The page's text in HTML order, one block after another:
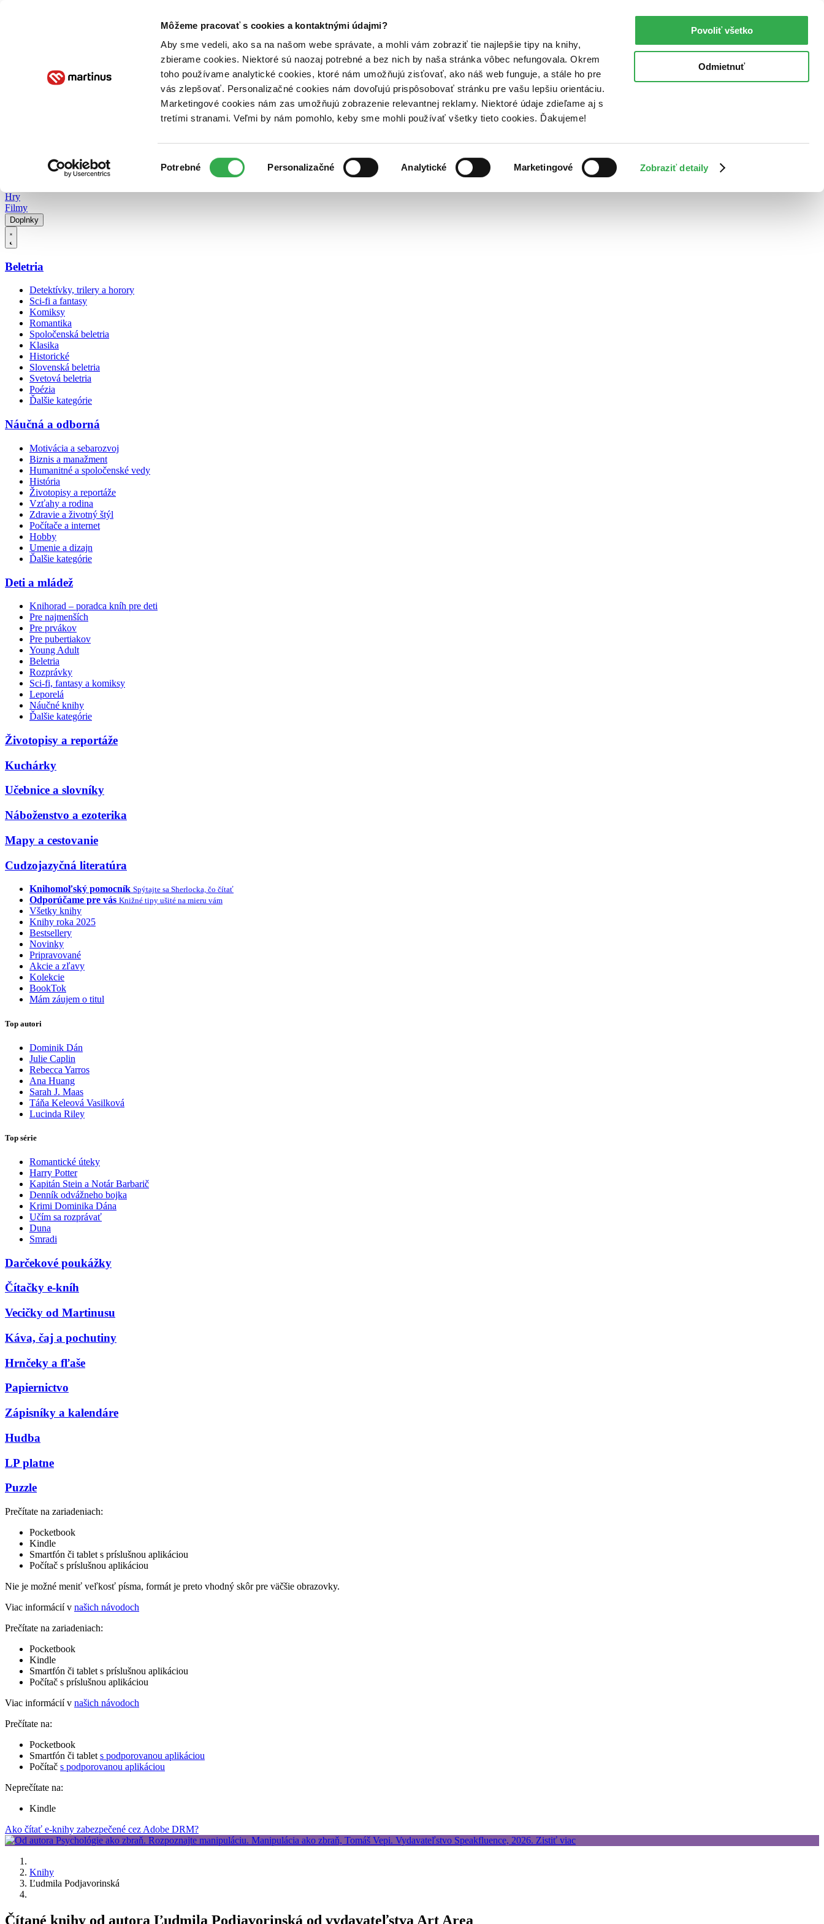
Môžeme pracovať s cookies a kontaktnými údajmi?
Aby sme vedeli, ako sa na našom webe správate, a mohli vám zobraziť tie najlepšie tipy na knihy,
zbierame cookies. Niektoré sú naozaj potrebné a bez nich by naša stránka vôbec nefungovala. Okrem
toho používame analytické cookies, ktoré nám umožňujú zisťovať, ako náš web funguje, a stále ho pre
vás zlepšovať. Personalizačné cookies nám dovoľujú prispôsobovať stránku pre vašu lepšiu orientáciu.
Marketingové cookies nám zas umožňujú zobrazenie relevantnej reklamy. Niektoré údaje zdieľame aj s
tretími stranami. Veľmi by nám pomohlo, keby sme mohli používať všetky tieto cookies. Ďakujeme!
súhlasu
Potrebné Personalizačné Analytické Marketingové Zobraziť detaily
Povoliť všetko
Odmietnuť
Poukážky Kontakt
Hry
Filmy
Doplnky
Beletria
Detektívky, trilery a horory
Sci-fi a fantasy
Komiksy
Romantika
Spoločenská beletria
Klasika
Historické
Slovenská beletria
Svetová beletria
Poézia
Ďalšie kategórie
Náučná a odborná
Motivácia a sebarozvoj
Biznis a manažment
Humanitné a spoločenské vedy
História
Životopisy a reportáže
Vzťahy a rodina
Zdravie a životný štýl
Počítače a internet
Hobby
Umenie a dizajn
Ďalšie kategórie
Deti a mládež
Knihorad – poradca kníh pre deti
Pre najmenších
Pre prvákov
Pre pubertiakov
Young Adult
Beletria
Rozprávky
Sci-fi, fantasy a komiksy
Leporelá
Náučné knihy
Ďalšie kategórie
Životopisy a reportáže
Kuchárky
Učebnice a slovníky
Náboženstvo a ezoterika
Mapy a cestovanie
Cudzojazyčná literatúra
Knihomoľský pomocník Spýtajte sa Sherlocka, čo čítať
Odporúčame pre vás Knižné tipy ušité na mieru vám
Všetky knihy
Knihy roka 2025
Bestsellery
Novinky
Pripravované
Akcie a zľavy
Kolekcie
BookTok
Mám záujem o titul
Top autori
Dominik Dán
Julie Caplin
Rebecca Yarros
Ana Huang
Sarah J. Maas
Táňa Keleová Vasilková
Lucinda Riley
Top série
Romantické úteky
Harry Potter
Kapitán Stein a Notár Barbarič
Denník odvážneho bojka
Krimi Dominika Dána
Učím sa rozprávať
Duna
Smradi
Darčekové poukážky
Čítačky e-kníh
Vecičky od Martinusu
Káva, čaj a pochutiny
Hrnčeky a fľaše
Papiernictvo
Zápisníky a kalendáre
Hudba
LP platne
Puzzle
Prečítate na zariadeniach:
Pocketbook
Kindle
Smartfón či tablet s príslušnou aplikáciou
Počítač s príslušnou aplikáciou
Nie je možné meniť veľkosť písma, formát je preto vhodný skôr pre väčšie obrazovky.
Viac informácií v našich návodoch
Prečítate na zariadeniach:
Pocketbook
Kindle
Smartfón či tablet s príslušnou aplikáciou
Počítač s príslušnou aplikáciou
Viac informácií v našich návodoch
Prečítate na:
Pocketbook
Smartfón či tablet s podporovanou aplikáciou
Počítač s podporovanou aplikáciou
Neprečítate na:
Kindle
Ako čítať e-knihy zabezpečené cez Adobe DRM?
Knihy
Ľudmila Podjavorinská
Čítané knihy od autora Ľudmila Podjavorinská od vydavateľstva Art Area